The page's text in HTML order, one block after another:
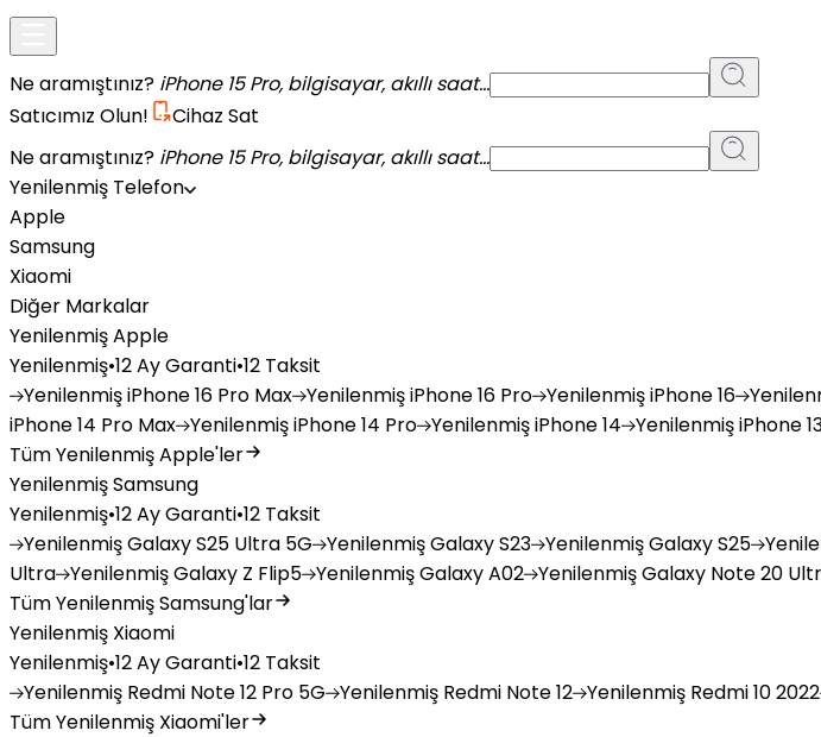
Ne aramıştınız? iPhone 15 Pro, bilgisayar, akıllı saat...
Satıcımız Olun!
Cihaz Sat
Ne aramıştınız? iPhone 15 Pro, bilgisayar, akıllı saat...
Yenilenmiş Telefon
Apple
Samsung
Xiaomi
Diğer Markalar
Yenilenmiş Apple
Yenilenmiş•12 Ay Garanti•12 Taksit
YenilenmişiPhone 16 Pro Max YenilenmişiPhone 16 Pro YenilenmişiPhone 16
iPhone 14 Pro Max YenilenmişiPhone 14 Pro YenilenmişiPhone 14 YenilenmişiPhone
Tüm Yenilenmiş Apple'ler
Yenilenmiş Samsung
Yenilenmiş•12 Ay Garanti•12 Taksit
YenilenmişGalaxy S25 Ultra 5G YenilenmişGalaxy S23 YenilenmişGalaxy S25
Ultra YenilenmişGalaxy Z Flip5 YenilenmişGalaxy A02 YenilenmişGalaxy Note 20
Tüm Yenilenmiş Samsung'lar
Yenilenmiş Xiaomi
Yenilenmiş•12 Ay Garanti•12 Taksit
Yenilenmiş Redmi Note 12 Pro 5G Yenilenmiş Redmi Note 12 Yenilenmiş Redmi 10 2022
Tüm Yenilenmiş Xiaomi'ler